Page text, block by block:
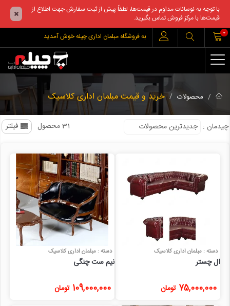
با توجه به نوسانات مداوم در قیمت‌ها، لطفاً پیش از ثبت سفارش جهت اطلاع از
قیمت‌ها با مرکز فروش تماس بگیرید.
به فروشگاه مبلمان اداری چیله خوش آمدید
0
محصولات خرید و قیمت مبلمان اداری کلاسیک
31 محصول فیلتر چیدمان :
دسته : مبلمان اداری کلاسیک
ال چستر
75,000,000 تومان
دسته : مبلمان اداری کلاسیک
نیم ست چنگی
109,000,000 تومان